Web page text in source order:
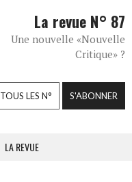
La revue N° 87
Une nouvelle «Nouvelle
Critique» ?
TOUS LES N° S'ABONNER
LA REVUE